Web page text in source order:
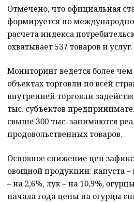
Отмечено, что официальная
формируется по
расчета индекса
охватывает 537 товаров и услуг.
Мониторинг ведется более чем
объектах торговли по всей
внутренней торговли
тыс. субъектов
свыше 300 тыс. занимаются
продовольственных товаров.
Основное снижение цен
овощной продукции: капуста
– на 2,6%, лук – на 10,9%,
начала года цены на огурцы